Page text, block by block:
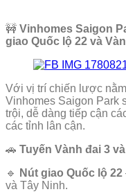
🚧 Vinhomes Saigon
giao Quốc lộ 22 và
Với vị trí chiến lược
Vinhomes Saigon Park
trội, dễ dàng tiếp cận
các tỉnh lân cận.
🚗 Tuyến Vành đai 3
🔹
Nút giao Quốc lộ 22
và Tây Ninh.